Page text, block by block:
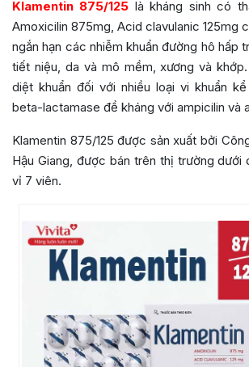
Klamentin 875/125 là kháng sinh có
Amoxicilin 875mg, Acid clavulanic 125mg
ngắn hạn các nhiễm khuẩn đường hô hấp
tiết niệu, da và mô mềm, xương và
diệt khuẩn đối với nhiều loại vi khuẩn
beta-lactamase đề kháng với ampicilin và
Klamentin 875/125 được sản xuất bởi
Hậu Giang, được bán trên thị trường dưới
vỉ 7 viên.